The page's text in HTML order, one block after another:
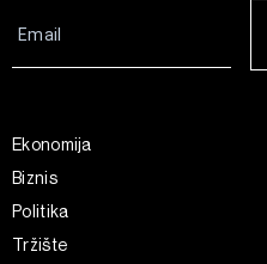
Ekonomija
Biznis
Politika
Tržište